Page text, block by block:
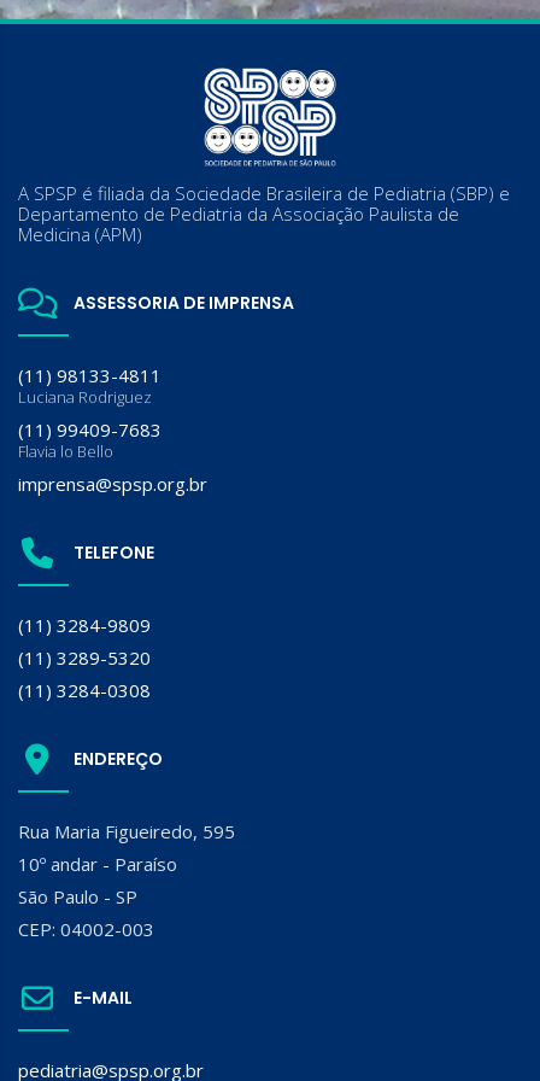
A SPSP é filiada da Sociedade Brasileira de Pediatria (SBP) e
Departamento de Pediatria da Associação Paulista de
Medicina (APM)
ASSESSORIA DE IMPRENSA
(11) 98133-4811
Luciana Rodriguez
(11) 99409-7683
Flavia lo Bello
imprensa@spsp.org.br
TELEFONE
(11) 3284-9809
(11) 3289-5320
(11) 3284-0308
ENDEREÇO
Rua Maria Figueiredo, 595
10º andar - Paraíso
São Paulo - SP
CEP: 04002-003
E-MAIL
pediatria@spsp.org.br